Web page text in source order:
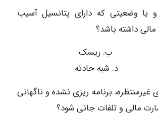
و یا وضعیتی که دارای پتانسیل آسیب
داشته باشد؟
خطر ب. ریسک
د. شبه حادثه
غیرمنتظره، برنامه ریزی نشده و ناگهانی
مالی و تلفات جانی شود؟